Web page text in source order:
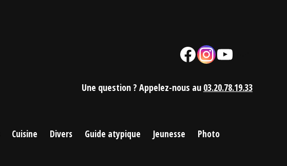
FacebookInstagramYouTube
Une question ? Appelez-nous au 03.20.78.19.33
Cuisine Divers Guide atypique Jeunesse Photo